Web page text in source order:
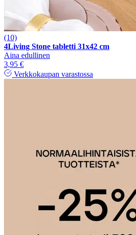
(10)
4Living Stone tabletti 31x42 cm
Aina edullinen
3,95 €
Verkkokaupan varastossa